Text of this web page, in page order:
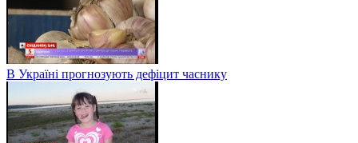
В Україні прогнозують дефіцит часнику